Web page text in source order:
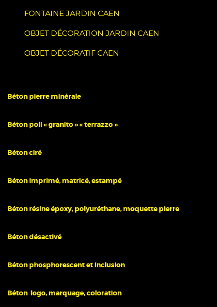
FONTAINE JARDIN CAEN
OBJET DÉCORATION JARDIN CAEN
OBJET DÉCORATIF CAEN
Béton pierre minérale
Béton poli « granito » « terrazzo »
Béton ciré
Béton imprimé, matricé, estampé
Béton résine époxy, polyuréthane, moquette pierre
Béton désactivé
Béton phosphorescent et inclusion
Béton logo, marquage, coloration